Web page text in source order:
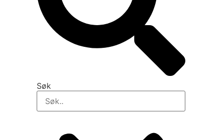
Søk